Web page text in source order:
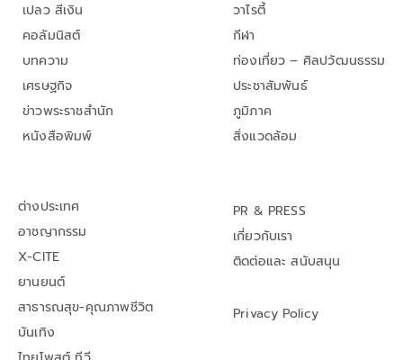
เปลว สีเงิน
คอลัมนิสต์
บทความ
เศรษฐกิจ
ข่าวพระราชสำนัก
หนังสือพิมพ์
วาไรตี้
กีฬา
ท่องเที่ยว – ศิลปวัฒนธรรม
ประชาสัมพันธ์
ภูมิภาค
สิ่งแวดล้อม
ต่างประเทศ
อาชญากรรม
X-CITE
ยานยนต์
สาธารณสุข-คุณภาพชีวิต
บันเทิง
PR & PRESS
เกี่ยวกับเรา
ติดต่อและ สนับสนุน
Privacy Policy